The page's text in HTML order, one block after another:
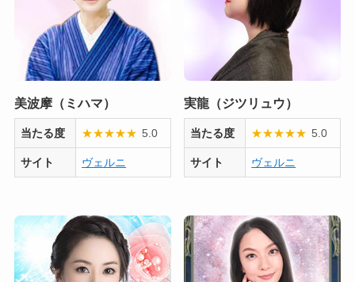
美波摩（ミハマ）
当たる度 ★★★★★ 5.0
サイト ヴェルニ
実龍（ジツリュウ）
当たる度 ★★★★★ 5.0
サイト ヴェルニ